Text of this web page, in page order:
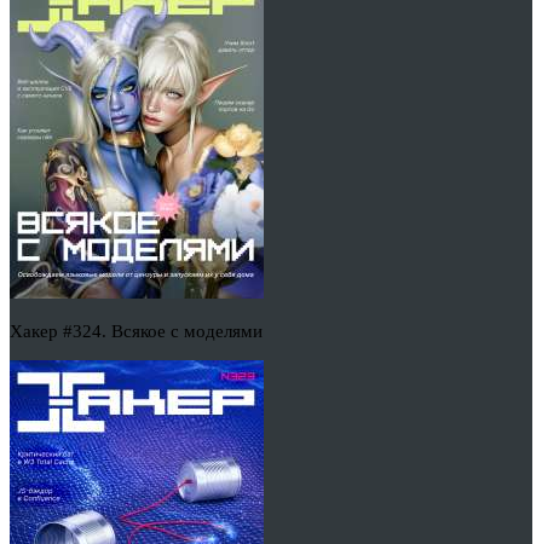
Хакер #324. Всякое с моделями